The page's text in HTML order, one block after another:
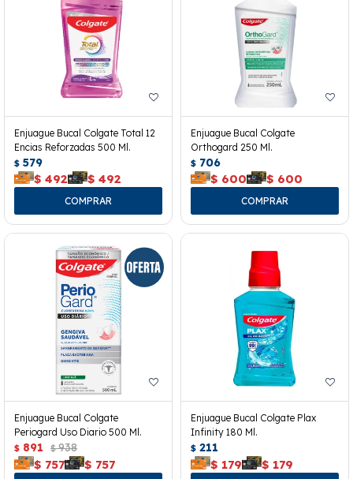
Enjuague Bucal Colgate Total 12
Encias Reforzadas 500 Ml.
$ 579
$ 492 $ 492
Enjuague Bucal Colgate
Orthogard 250 Ml.
$ 706
$ 600 $ 600
Enjuague Bucal Colgate
Periogard Uso Diario 500 Ml.
$ 891 $ 938
$ 757 $ 757
Enjuague Bucal Colgate Plax
Infinity 180 Ml.
$ 211
$ 179 $ 179